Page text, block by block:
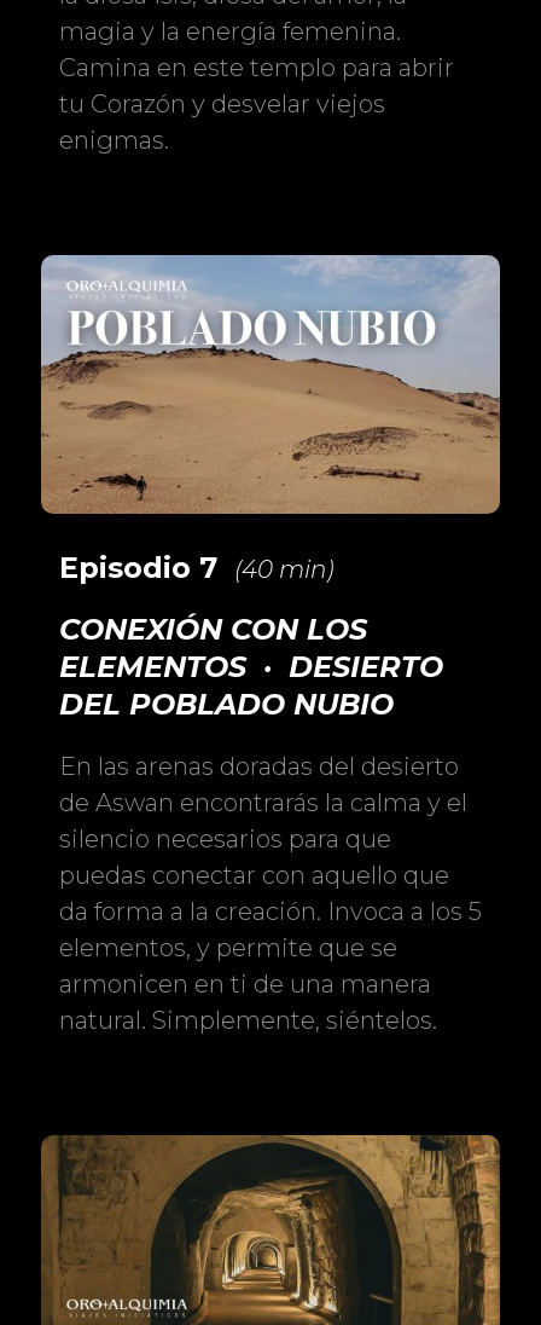
magia y la energía femenina.
Camina en este templo para abrir
tu Corazón y desvelar viejos
enigmas.
Episodio 7 (40 min)
CONEXIÓN CON LOS
ELEMENTOS · DESIERTO
DEL POBLADO NUBIO
En las arenas doradas del desierto
de Aswan encontrarás la calma y el
silencio necesarios para que
puedas conectar con aquello que
da forma a la creación. Invoca a los 5
elementos, y permite que se
armonicen en ti de una manera
natural. Simplemente, siéntelos.